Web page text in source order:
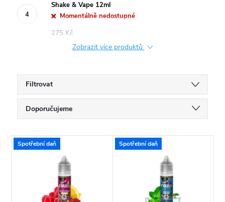
Shake & Vape 12ml
Momentálně nedostupné
275 Kč
Zobrazit více produktů
Filtrovat
Ř
a
Doporučujeme
Nejdražší
Nejprodávanější
Abecedně
V
Spotřební daň Spotřební daň